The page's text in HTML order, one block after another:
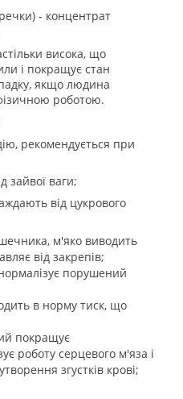
- концентрат
висока, що
і покращує стан
якщо людина
роботою.
рекомендується при
зайвої ваги;
від цукрового
м'яко виводить
від закрепів;
порушений
в норму тиск, що
покращує
роботу серцевого м'яза і
згустків крові;